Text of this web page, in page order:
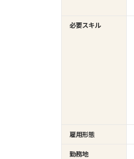
必要スキル
雇用形態
勤務地